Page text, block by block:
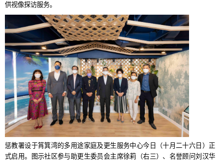
供视像探访服务。
惩教署设于筲箕湾的多用途家庭及更生服务中心今日（十月二十六日）正
式启用。图示社区参与助更生委员会主席徐莉（右三）、名誉顾问刘汉华